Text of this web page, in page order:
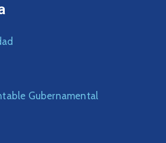
Gubernamental